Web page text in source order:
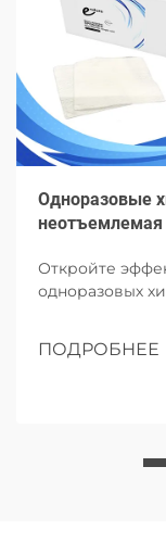
Одноразовые
неотъемлемая
Откройте
одноразовых
ПОДРОБНЕЕ